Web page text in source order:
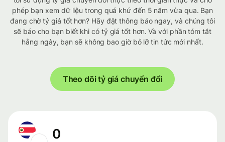
phép bạn xem dữ liệu trong quá khứ đến 5 năm vừa qua. Bạn
đang chờ tỷ giá tốt hơn? Hãy đặt thông báo ngay, và chúng tôi
sẽ báo cho bạn biết khi có tỷ giá tốt hơn. Và với phần tóm tắt
hằng ngày, bạn sẽ không bao giờ bỏ lỡ tin tức mới nhất.
Theo dõi tỷ giá chuyển đổi
0